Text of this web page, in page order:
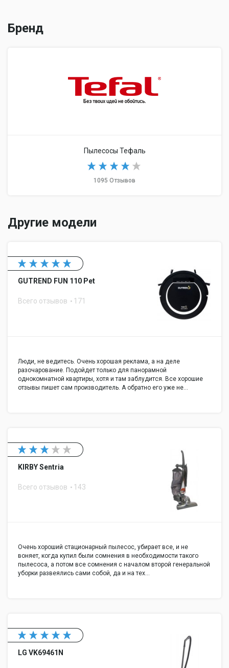
Бренд
Пылесосы Тефаль
1095 Отзывов
Другие модели
GUTREND FUN 110 Pet
Всего отзывов 171
Люди, не ведитесь. Очень хорошая реклама, а на деле
разочарование. Подойдет только для панорамной
однокомнатной квартиры, хотя и там заблудится. Все хорошие
отзывы пишет сам производитель. А обратно его уже не…
KIRBY Sentria
Всего отзывов 143
Очень хороший стационарный пылесос, убирает все, и не
воняет, когда купил были сомнения в необходимости такого
пылесоса, а потом все сомнения с началом второй генеральной
уборки развеялись сами собой, да и на тех…
LG VK69461N